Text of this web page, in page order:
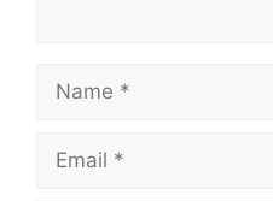
Name
Email